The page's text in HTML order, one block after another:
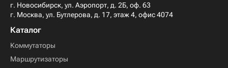
г. Новосибирск, ул. Аэропорт, д. 2Б, оф. 63
г. Москва, ул. Бутлерова, д. 17, этаж 4, офис 4074
Каталог
Коммутаторы
Маршрутизаторы